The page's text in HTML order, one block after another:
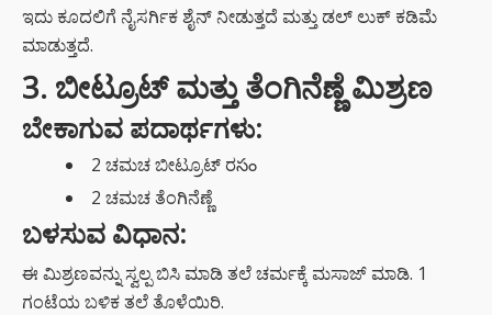
ಇದು ಕೂದಲಿಗೆ ನೈಸರ್ಗಿಕ ಶೈನ್ ನೀಡುತ್ತದೆ ಮತ್ತು ಡಲ್ ಲುಕ್ ಕಡಿಮೆ
ಮಾಡುತ್ತದೆ.
3. ಬೀಟ್ರೂಟ್ ಮತ್ತು ತೆಂಗಿನೆಣ್ಣೆ ಮಿಶ್ರಣ
ಬೇಕಾಗುವ ಪದಾರ್ಥಗಳು:
2 ಚಮಚ ಬೀಟ್ರೂಟ್ ರసం
2 ಚಮಚ ತೆಂಗಿನೆಣ್ಣೆ
ಬಳಸುವ ವಿಧಾನ:
ಈ ಮಿಶ್ರಣವನ್ನು ಸ್ವಲ್ಪ ಬಿಸಿ ಮಾಡಿ ತಲೆ ಚರ್ಮಕ್ಕೆ ಮಸಾಜ್ ಮಾಡಿ. 1
ಗಂಟೆಯ ಬಳಿಕ ತಲೆ ತೊಳೆಯಿರಿ.